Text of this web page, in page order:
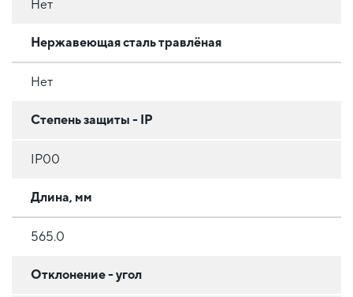
Нет
Нержавеющая сталь травлёная
Нет
Степень защиты - IP
IP00
Длина, мм
565.0
Отклонение - угол